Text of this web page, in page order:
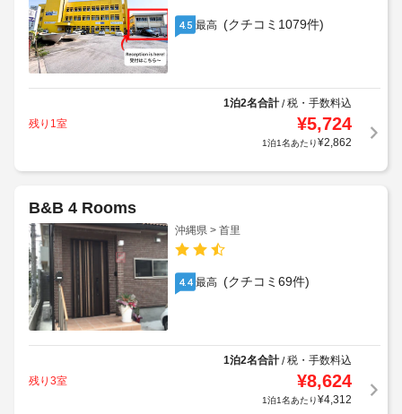
4.5 最高 (クチコミ1079件)
1泊2名合計/税・手数料込
残り1室
¥5,724
1泊1名あたり¥2,862
B&B 4 Rooms
沖縄県 > 首里
4.4 最高 (クチコミ69件)
1泊2名合計/税・手数料込
残り3室
¥8,624
1泊1名あたり¥4,312